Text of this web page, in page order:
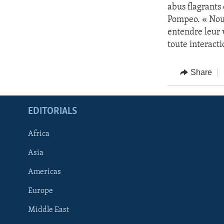
abus flagrants
Pompeo. «
entendre leur
toute
Share
EDITORIALS
Africa
Asia
Americas
Europe
Middle East